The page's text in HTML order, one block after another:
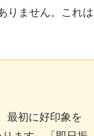
りません。これは
最初に好印象を